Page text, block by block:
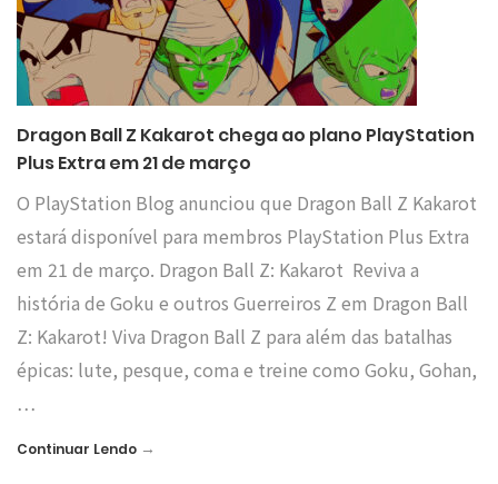
Dragon Ball Z Kakarot chega ao plano PlayStation
Plus Extra em 21 de março
O PlayStation Blog anunciou que Dragon Ball Z Kakarot
estará disponível para membros PlayStation Plus Extra
em 21 de março. Dragon Ball Z: Kakarot Reviva a
história de Goku e outros Guerreiros Z em Dragon Ball
Z: Kakarot! Viva Dragon Ball Z para além das batalhas
épicas: lute, pesque, coma e treine como Goku, Gohan,
…
Continuar Lendo →